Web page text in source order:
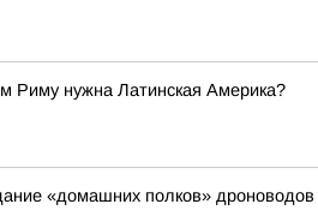
Риму нужна Латинская Америка?
«домашних полков»